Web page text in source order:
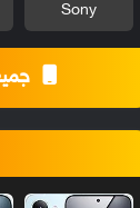
Sony